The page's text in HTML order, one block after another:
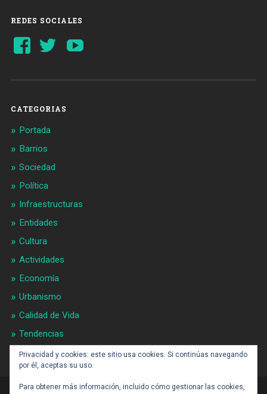
REDES SOCIALES
Ver
perfil
Ver
perfil
CATEGORIAS
Portada
Barrios
Sociedad
Política
Infraestructuras
Entidades
Cultura
Actividades
Economía
Urbanismo
Calidad de Vida
Tendencias
Gran BCN
Privacidad y cookies: este sitio usa cookies. Si continúas navegando
por él, aceptas su uso.
Para obtener más información, incluido cómo gestionar las cookies,